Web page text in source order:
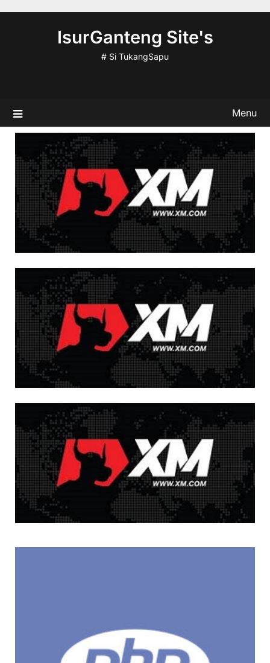
IsurGanteng Site's
# Si TukangSapu
Menu